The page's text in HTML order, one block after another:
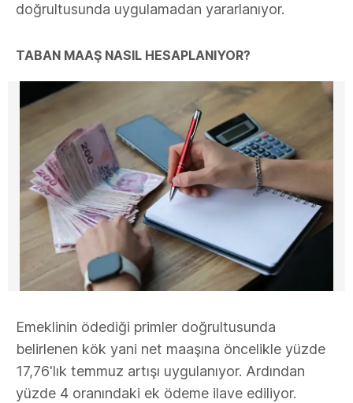
doğrultusunda uygulamadan yararlanıyor.
TABAN MAAŞ NASIL HESAPLANIYOR?
Emeklinin ödediği primler doğrultusunda
belirlenen kök yani net maaşına öncelikle yüzde
17,76'lık temmuz artışı uygulanıyor. Ardından
yüzde 4 oranındaki ek ödeme ilave ediliyor.